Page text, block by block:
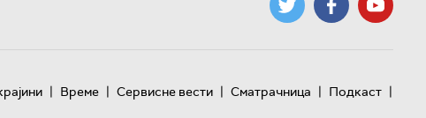
| Време | Сервисне вести | Сматрачница | Подкаст |